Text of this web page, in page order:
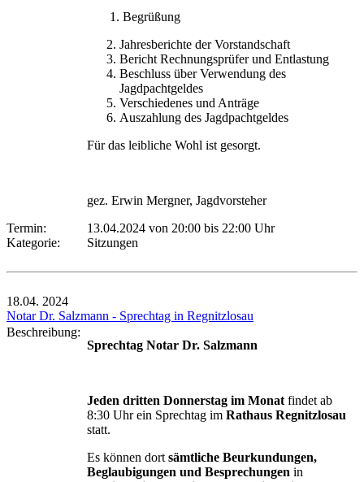
1. Begrüßung
Jahresberichte der Vorstandschaft
Bericht Rechnungsprüfer und Entlastung
Beschluss über Verwendung des
Jagdpachtgeldes
Verschiedenes und Anträge
Auszahlung des Jagdpachtgeldes
Für das leibliche Wohl ist gesorgt.
gez. Erwin Mergner, Jagdvorsteher
Termin:
13.04.2024 von 20:00 bis 22:00 Uhr
Kategorie:
Sitzungen
18.04. 2024
Notar Dr. Salzmann - Sprechtag in Regnitzlosau
Beschreibung:
Sprechtag Notar Dr. Salzmann
Jeden dritten Donnerstag im Monat findet ab
8:30 Uhr ein Sprechtag im Rathaus Regnitzlosau
statt.
Es können dort sämtliche Beurkundungen,
Beglaubigungen und Besprechungen in